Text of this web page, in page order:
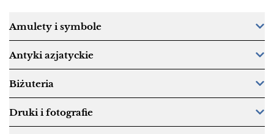
Amulety i symbole
Antyki azjatyckie
Biżuteria
Druki i fotografie